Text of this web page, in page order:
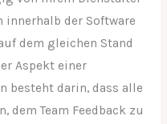
der Software
dem gleichen Stand
Aspekt einer
besteht darin, dass alle
dem Team Feedback zu